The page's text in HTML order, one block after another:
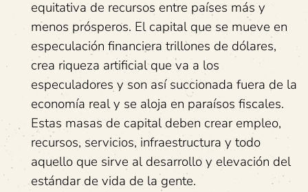
equitativa de recursos entre países más y
menos prósperos. El capital que se mueve en
especulación financiera trillones de dólares,
crea riqueza artificial que va a los
especuladores y son así succionada fuera de la
economía real y se aloja en paraísos fiscales.
Estas masas de capital deben crear empleo,
recursos, servicios, infraestructura y todo
aquello que sirve al desarrollo y elevación del
estándar de vida de la gente.